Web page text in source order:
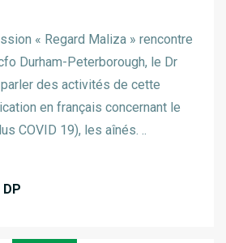
« Regard Maliza » rencontre
Durham-Peterborough, le Dr
des activités de cette
en français concernant le
COVID 19), les aînés. ..